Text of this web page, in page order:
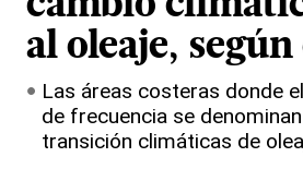
al oleaje,
Las áreas costeras donde
de frecuencia se
transición climáticas de